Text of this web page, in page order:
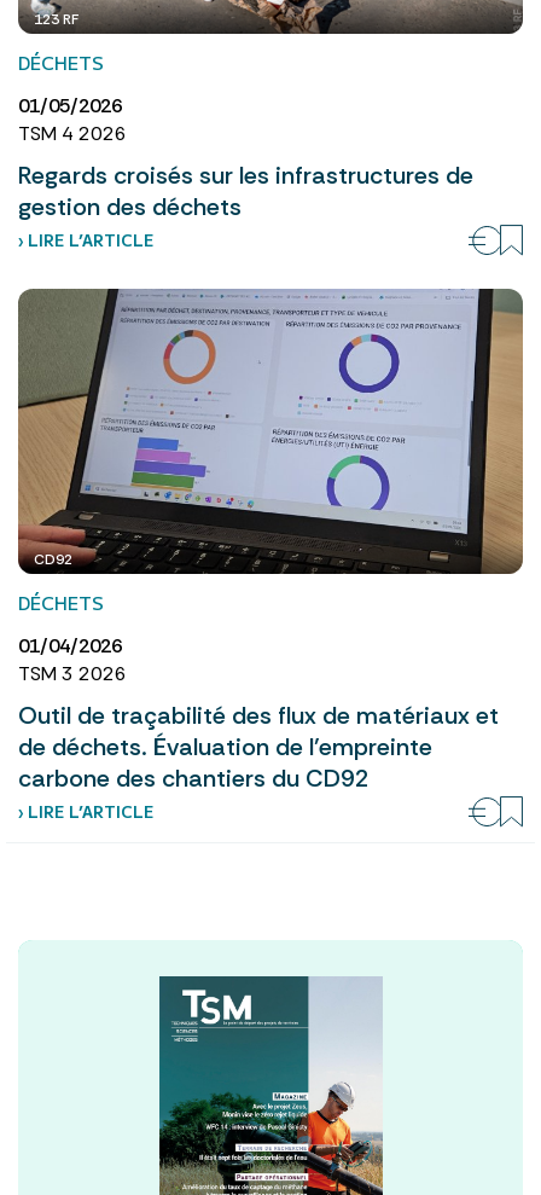
123 RF
DÉCHETS
01/05/2026
TSM 4 2026
Regards croisés sur les infrastructures de
gestion des déchets
› LIRE L’ARTICLE
CD92
DÉCHETS
01/04/2026
TSM 3 2026
Outil de traçabilité des flux de matériaux et
de déchets. Évaluation de l’empreinte
carbone des chantiers du CD92
› LIRE L’ARTICLE